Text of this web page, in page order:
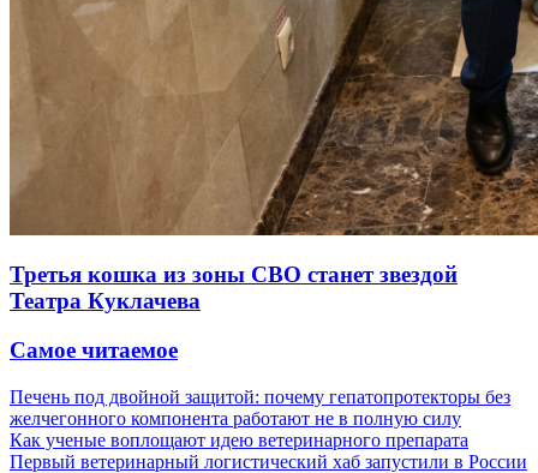
Третья кошка из зоны СВО станет звездой
Театра Куклачева
Самое читаемое
Печень под двойной защитой: почему гепатопротекторы без
желчегонного компонента работают не в полную силу
Как ученые воплощают идею ветеринарного препарата
Первый ветеринарный логистический хаб запустили в России